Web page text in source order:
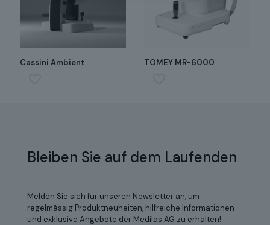
Cassini Ambient TOMEY MR-6000
Bleiben Sie auf dem Laufenden
Melden Sie sich für unseren Newsletter an, um
regelmässig Produktneuheiten, hilfreiche Informationen
und exklusive Angebote der Medilas AG zu erhalten!